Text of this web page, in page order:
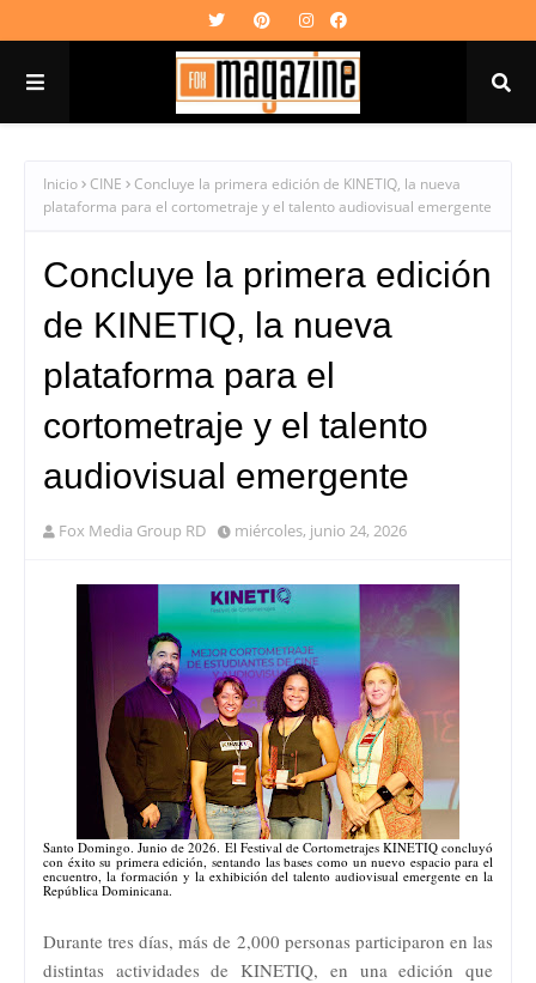
Inicio CINE
Concluye la primera edición de KINETIQ, la nueva
plataforma para el cortometraje y el talento audiovisual emergente
Concluye la primera edición
de KINETIQ, la nueva
plataforma para el
cortometraje y el talento
audiovisual emergente
Fox Media Group RD miércoles, junio 24, 2026
Santo Domingo. Junio de 2026. El Festival de Cortometrajes KINETIQ concluyó
con éxito su primera edición, sentando las bases como un nuevo espacio para el
encuentro, la formación y la exhibición del talento audiovisual emergente en la
República Dominicana.
Durante tres días, más de 2,000 personas participaron en las
distintas actividades de KINETIQ, en una edición que